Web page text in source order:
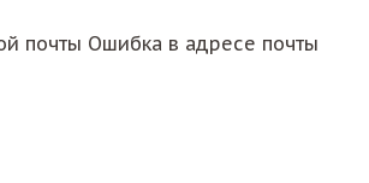
почты Ошибка в адресе почты